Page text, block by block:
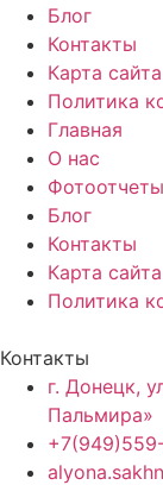
Блог
Контакты
Карта сайта
Политика
Главная
О нас
Фотоотчеты
Блог
Контакты
Карта сайта
Политика
Контакты
г. Донецк,
Пальмира»